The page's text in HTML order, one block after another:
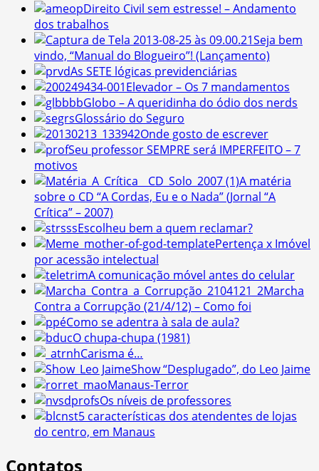
Direito Civil sem estresse! – Andamento
dos trabalhos
Seja bem
vindo, “Manual do Blogueiro”! (Lançamento)
As SETE lógicas previdenciárias
Elevador – Os 7 mandamentos
Globo – A queridinha do ódio dos nerds
Glossário do Seguro
Onde gosto de escrever
Seu professor SEMPRE será IMPERFEITO – 7
motivos
A matéria
sobre o CD “A Cordas, Eu e o Nada” (Jornal “A
Crítica” – 2007)
Escolheu bem a quem reclamar?
Pertença x Imóvel
por acessão intelectual
A comunicação móvel antes do celular
Marcha
Contra a Corrupção (21/4/12) – Como foi
Como se adentra à sala de aula?
O chupa-chupa (1981)
Carisma é…
Show “Desplugado”, do Leo Jaime
Manaus-Terror
Os níveis de professores
5 características dos atendentes de lojas
do centro, em Manaus
Contatos